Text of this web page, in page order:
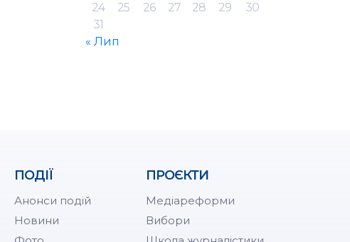
24
25 26 27 28 29
30
31
« Лип
ПОДІЇ
Анонси подій
Новини
ПРОЄКТИ
Медіареформи
Вибори